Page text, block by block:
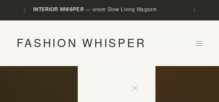
INTERIOR WHISPER — unser Slow Living Magazin
FASHION WHISPER